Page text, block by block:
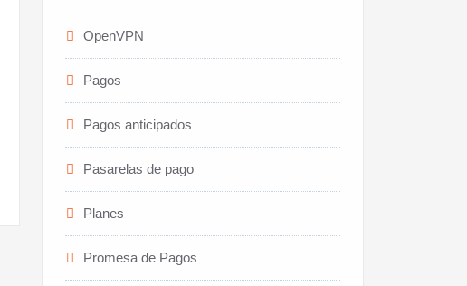
OpenVPN
Pagos
Pagos anticipados
Pasarelas de pago
Planes
Promesa de Pagos